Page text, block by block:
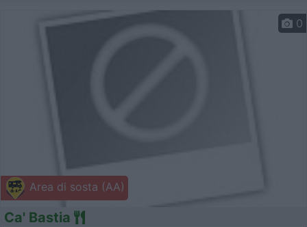
Area di sosta (AA)
0
Ca' Bastia